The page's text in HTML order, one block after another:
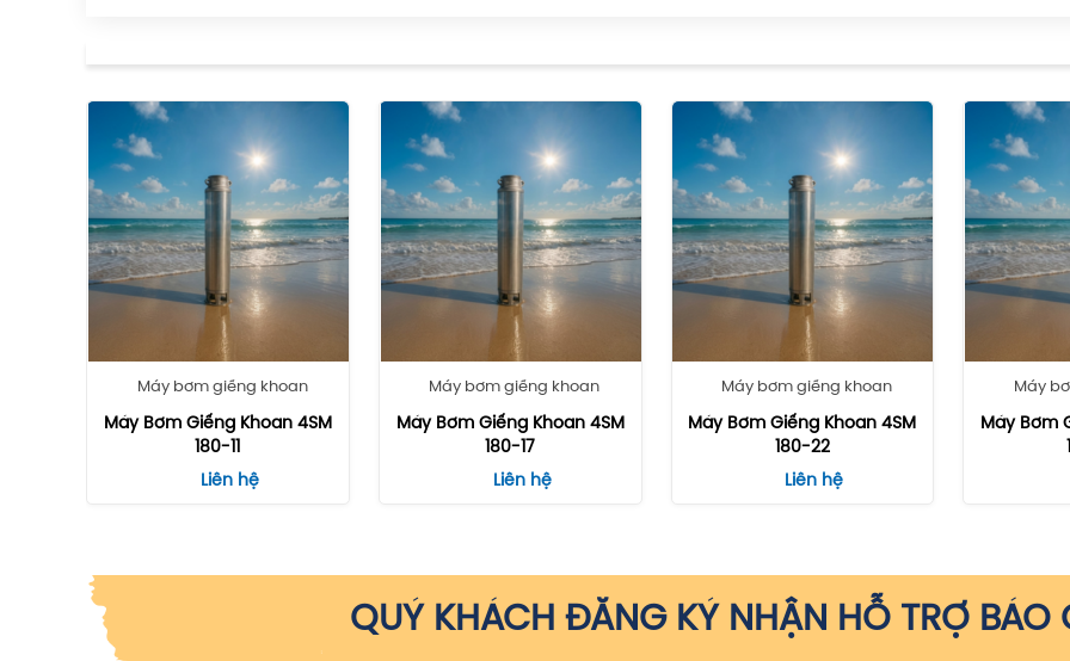
Máy bơm giếng khoan
Máy Bơm Giếng Khoan 4SM
180-11
Liên hệ
Máy bơm giếng khoan
Máy Bơm Giếng Khoan 4SM
180-17
Liên hệ
Máy bơm giếng khoan
Máy Bơm Giếng Khoan 4SM
180-22
Liên hệ
Máy
Máy Bơm
QUÝ KHÁCH ĐĂNG KÝ NHẬN HỖ TRỢ BÁO